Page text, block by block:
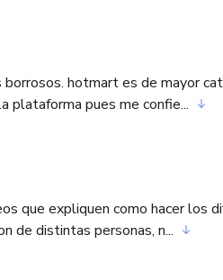
hotmart es de mayor
plataforma pues me confie...
que expliquen como hacer los
de distintas personas, n...